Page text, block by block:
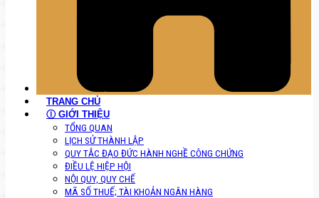
TRANG CHỦ
Ⓘ GIỚI THIỆU
TỔNG QUAN
LỊCH SỬ THÀNH LẬP
QUY TẮC ĐẠO ĐỨC HÀNH NGHỀ CÔNG CHỨNG
ĐIỀU LỆ HIỆP HỘI
NỘI QUY, QUY CHẾ
MÃ SỐ THUẾ; TÀI KHOẢN NGÂN HÀNG